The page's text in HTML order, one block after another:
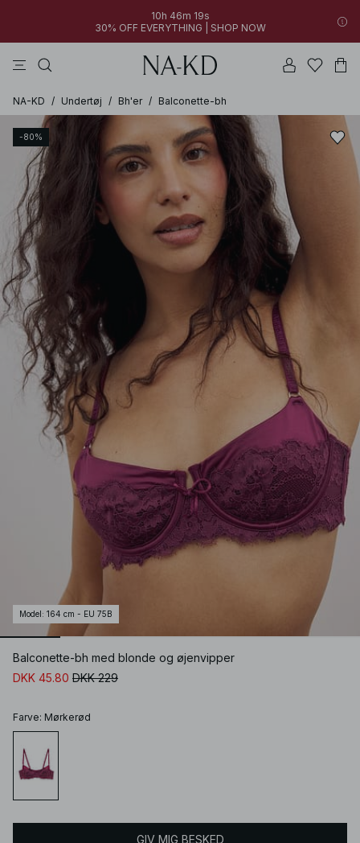
10h 46m 19s
30% OFF EVERYTHING | SHOP NOW
NA-KD / Undertøj / Bh'er / Balconette-bh
-80%
Model : 164 cm - EU 75B
Balconette-bh med blonde og øjenvipper
DKK 45.80 DKK 229
Farve: Mørkerød
GIV MIG BESKED